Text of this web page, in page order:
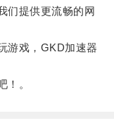
提供更流畅的网
戏，GKD加速器
。